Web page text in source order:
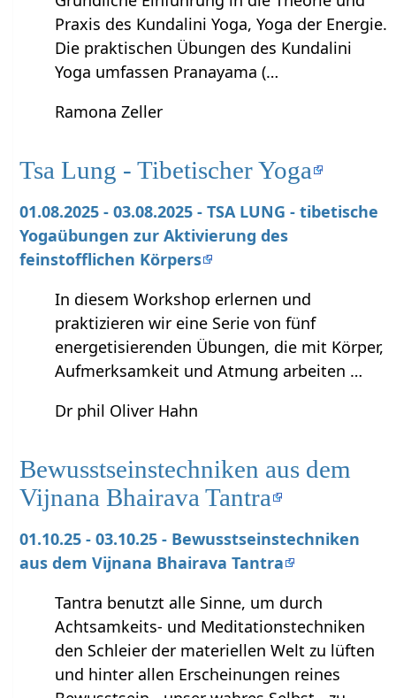
Praxis des Kundalini Yoga, Yoga der Energie.
Die praktischen Übungen des Kundalini
Yoga umfassen Pranayama (…
Ramona Zeller
Tsa Lung - Tibetischer Yoga
01.08.2025 - 03.08.2025 - TSA LUNG - tibetische
Yogaübungen zur Aktivierung des
feinstofflichen Körpers
In diesem Workshop erlernen und
praktizieren wir eine Serie von fünf
energetisierenden Übungen, die mit Körper,
Aufmerksamkeit und Atmung arbeiten …
Dr phil Oliver Hahn
Bewusstseinstechniken aus dem
Vijnana Bhairava Tantra
01.10.25 - 03.10.25 - Bewusstseinstechniken
aus dem Vijnana Bhairava Tantra
Tantra benutzt alle Sinne, um durch
Achtsamkeits- und Meditationstechniken
den Schleier der materiellen Welt zu lüften
und hinter allen Erscheinungen reines